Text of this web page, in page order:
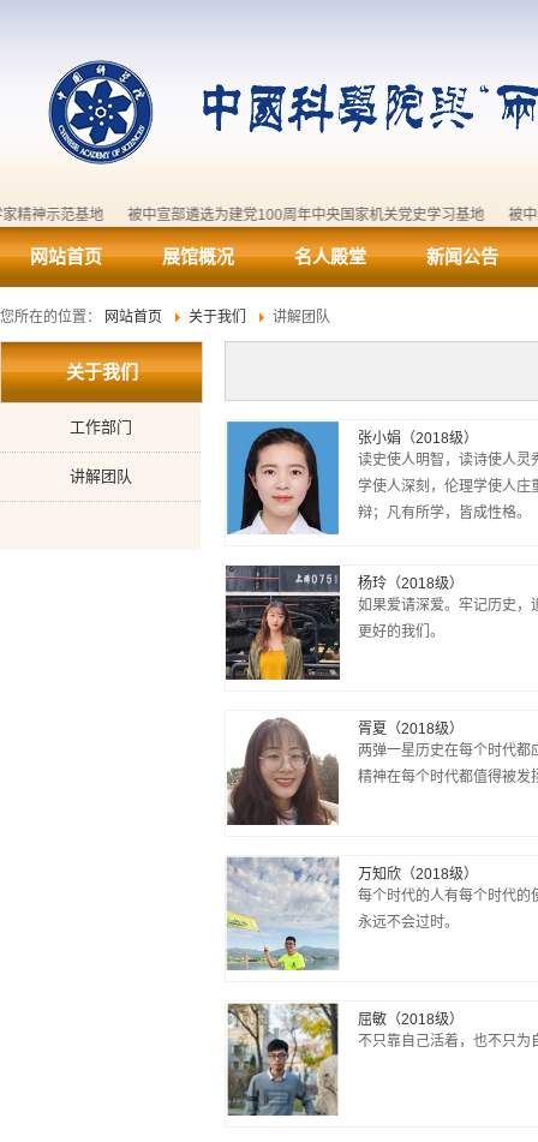
学家精神示范基地 被中宣部遴选为建党100周年中央国家机关党史学习基地
网站首页 展馆概况 名人殿堂 新闻公告
您所在的位置： 网站首页 关于我们 讲解团队
关于我们
工作部门
讲解团队
张小娟（2018级）
读史使人明智，读诗使人灵
学使人深刻，伦理学使人庄
辩；凡有所学，皆成性格。
杨玲（2018级）
如果爱请深爱。牢记历史，
更好的我们。
胥夏（2018级）
两弹一星历史在每个时代都
精神在每个时代都值得被发
万知欣（2018级）
每个时代的人有每个时代的
永远不会过时。
屈敏（2018级）
不只靠自己活着，也不只为